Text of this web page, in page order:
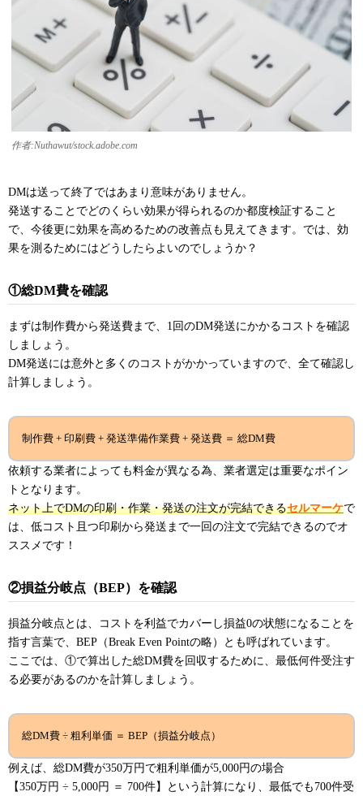
作者:Nuthawut/stock.adobe.com
DMは送って終了ではあまり意味がありません。
発送することでどのくらい効果が得られるのか都度検証すること
で、今後更に効果を高めるための改善点も見えてきます。では、効
果を測るためにはどうしたらよいのでしょうか？
①総DM費を確認
まずは制作費から発送費まで、1回のDM発送にかかるコストを確認
しましょう。
DM発送には意外と多くのコストがかかっていますので、全て確認し
計算しましょう。
制作費 + 印刷費 + 発送準備作業費 + 発送費 ＝ 総DM費
依頼する業者によっても料金が異なる為、業者選定は重要なポイン
トとなります。
ネット上でDMの印刷・作業・発送の注文が完結できるセルマーケで
は、低コスト且つ印刷から発送まで一回の注文で完結できるのでオ
ススメです！
②損益分岐点（BEP）を確認
損益分岐点とは、コストを利益でカバーし損益0の状態になることを
指す言葉で、BEP（Break Even Pointの略）とも呼ばれています。
ここでは、①で算出した総DM費を回収するために、最低何件受注す
る必要があるのかを計算しましょう。
総DM費 ÷ 粗利単価 ＝ BEP（損益分岐点）
例えば、総DM費が350万円で粗利単価が5,000円の場合
【350万円 ÷ 5,000円 ＝ 700件】という計算になり、最低でも700件受